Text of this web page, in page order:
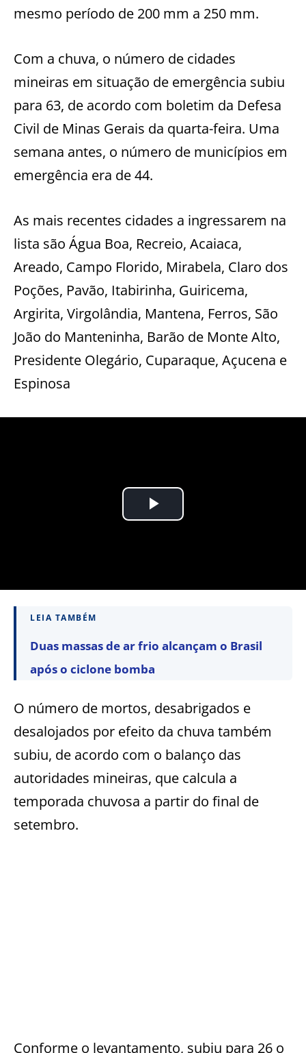
mesmo período de 200 mm a 250 mm.
Com a chuva, o número de cidades
mineiras em situação de emergência subiu
para 63, de acordo com boletim da Defesa
Civil de Minas Gerais da quarta-feira. Uma
semana antes, o número de municípios em
emergência era de 44.
As mais recentes cidades a ingressarem na
lista são Água Boa, Recreio, Acaiaca,
Areado, Campo Florido, Mirabela, Claro dos
Poções, Pavão, Itabirinha, Guiricema,
Argirita, Virgolândia, Mantena, Ferros, São
João do Manteninha, Barão de Monte Alto,
Presidente Olegário, Cuparaque, Açucena e
Espinosa
LEIA TAMBÉM
Duas massas de ar frio alcançam o Brasil
após o ciclone bomba
O número de mortos, desabrigados e
desalojados por efeito da chuva também
subiu, de acordo com o balanço das
autoridades mineiras, que calcula a
temporada chuvosa a partir do final de
setembro.
Conforme o levantamento, subiu para 26 o